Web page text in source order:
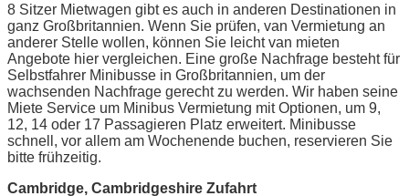
8 Sitzer Mietwagen gibt es auch in anderen Destinationen in
ganz Großbritannien. Wenn Sie prüfen, van Vermietung an
anderer Stelle wollen, können Sie leicht van mieten
Angebote hier vergleichen. Eine große Nachfrage besteht für
Selbstfahrer Minibusse in Großbritannien, um der
wachsenden Nachfrage gerecht zu werden. Wir haben seine
Miete Service um Minibus Vermietung mit Optionen, um 9,
12, 14 oder 17 Passagieren Platz erweitert. Minibusse
schnell, vor allem am Wochenende buchen, reservieren Sie
bitte frühzeitig.
Cambridge, Cambridgeshire Zufahrt